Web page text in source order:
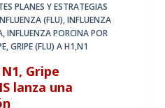
PLANES Y ESTRATEGIAS
(FLU), INFLUENZA
INFLUENZA PORCINA POR
GRIPE (FLU) A H1,N1
Gripe
lanza una